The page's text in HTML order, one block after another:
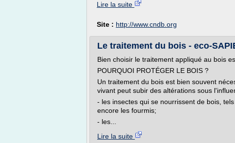
Lire la suite
Site : http://www.cndb.org
Le traitement du bois - eco-
Bien choisir le traitement appliqué au bois
POURQUOI PROTÉGER LE BOIS ?
Un traitement du bois est bien souvent
vivant peut subir des altérations sous
- les insectes qui se nourrissent de bois,
encore les fourmis;
- les...
Lire la suite